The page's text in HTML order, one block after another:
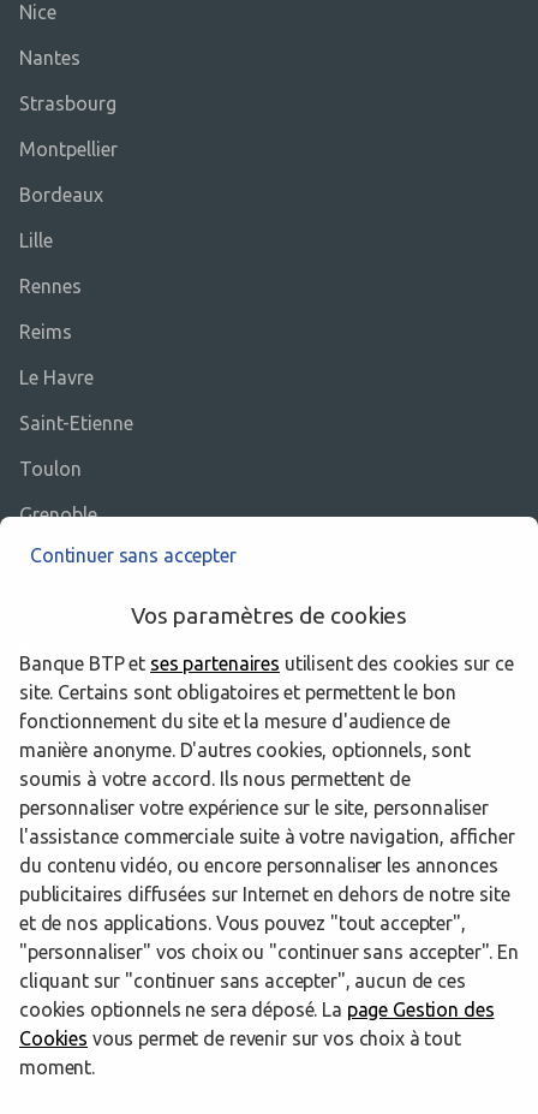
Nice
Nantes
Strasbourg
Montpellier
Bordeaux
Lille
Rennes
Reims
Le Havre
Saint-Etienne
Toulon
Grenoble
Angers
Brest
Le Mans
Nîmes
Aix-en-Provence
Clermont-Ferrand
Tours
Powered by
www.btp-banque.fr
Informations cookies
Continuer sans accepter
Vos paramètres de cookies
Banque BTP et ses partenaires utilisent des cookies sur ce
site. Certains sont obligatoires et permettent le bon
fonctionnement du site et la mesure d'audience de
manière anonyme. D'autres cookies, optionnels, sont
soumis à votre accord. Ils nous permettent de
personnaliser votre expérience sur le site, personnaliser
l'assistance commerciale suite à votre navigation, afficher
du contenu vidéo, ou encore personnaliser les annonces
publicitaires diffusées sur Internet en dehors de notre site
et de nos applications. Vous pouvez "tout accepter",
"personnaliser" vos choix ou "continuer sans accepter". En
cliquant sur "continuer sans accepter", aucun de ces
cookies optionnels ne sera déposé. La page Gestion des
Cookies vous permet de revenir sur vos choix à tout
moment.